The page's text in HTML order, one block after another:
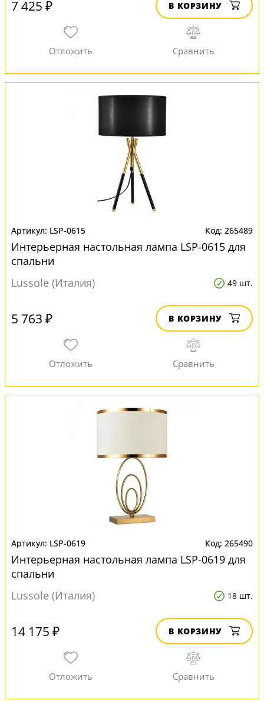
7 425 ₽ В КОРЗИНУ
LSP-0615 265489
Интерьерная настольная лампа LSP-0615 для
спальни
Lussole (Италия)
49 шт.
5 763 ₽ В КОРЗИНУ
LSP-0619 265490
Интерьерная настольная лампа LSP-0619 для
спальни
Lussole (Италия)
18 шт.
14 175 ₽ В КОРЗИНУ